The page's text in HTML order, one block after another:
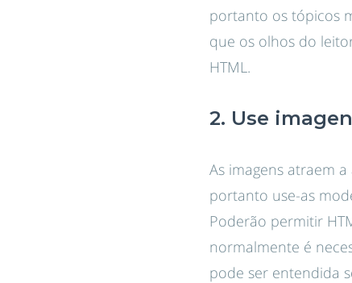
portanto os tópicos
que os olhos do
HTML.
2. Use
As imagens atraem
portanto use-as
Poderão permitir
normalmente é
pode ser entendida